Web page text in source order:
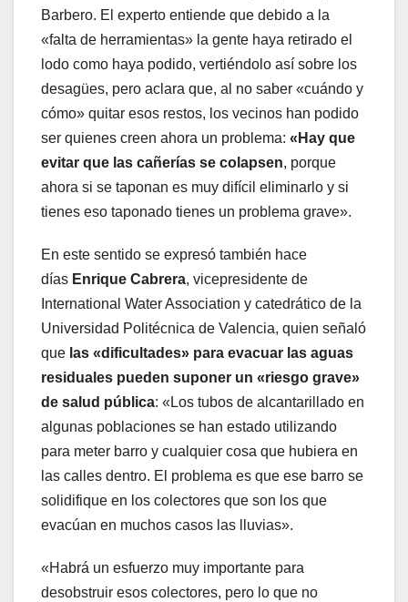
Barbero. El experto entiende que debido a la
«falta de herramientas» la gente haya retirado el
lodo como haya podido, vertiéndolo así sobre los
desagües, pero aclara que, al no saber «cuándo y
cómo» quitar esos restos, los vecinos han podido
ser quienes creen ahora un problema: «Hay que
evitar que las cañerías se colapsen, porque
ahora si se taponan es muy difícil eliminarlo y si
tienes eso taponado tienes un problema grave».
En este sentido se expresó también hace
días Enrique Cabrera, vicepresidente de
International Water Association y catedrático de la
Universidad Politécnica de Valencia, quien señaló
que las «dificultades» para evacuar las aguas
residuales pueden suponer un «riesgo grave»
de salud pública: «Los tubos de alcantarillado en
algunas poblaciones se han estado utilizando
para meter barro y cualquier cosa que hubiera en
las calles dentro. El problema es que ese barro se
solidifique en los colectores que son los que
evacúan en muchos casos las lluvias».
«Habrá un esfuerzo muy importante para
desobstruir esos colectores, pero lo que no